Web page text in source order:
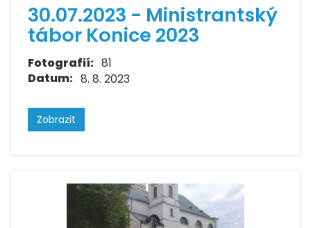
30.07.2023 - Ministrantský
tábor Konice 2023
Fotografií: 81
Datum: 8. 8. 2023
Zobrazit